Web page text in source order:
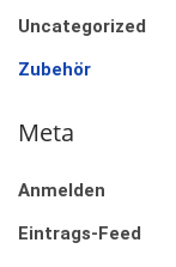
Uncategorized
Zubehör
Meta
Anmelden
Eintrags-Feed